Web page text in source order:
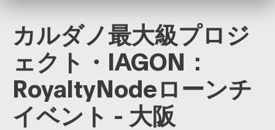
カルダノ最大級プロジ
ェクト・IAGON：
RoyaltyNodeローンチ
イベント - 大阪